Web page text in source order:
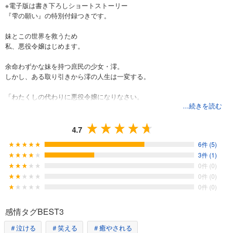
※電子版は書き下ろしショートストーリー
『雫の願い』の特別付録つきです。
妹とこの世界を救うため
私、悪役令嬢はじめます。
余命わずかな妹を持つ庶民の少女・澪。
しかし、ある取り引きから澪の人生は一変する。
「わたくしの代わりに悪役令嬢になりなさい。
財閥御用達の学園に入学し、
良心と葛藤しながらも悪役令嬢を演じて破滅を目指す澪。
ところが、自分を断罪するはずのクラスメイト達には、
なぜか澪の素性がバレているようで……!?
すべてはみんなの幸せのため。泥臭く走り回る澪に、
...続きを読む
4.7
6件 (5)
3件 (1)
0件 (0)
0件 (0)
0件 (0)
感情タグBEST3
＃泣ける ＃笑える ＃癒やされる